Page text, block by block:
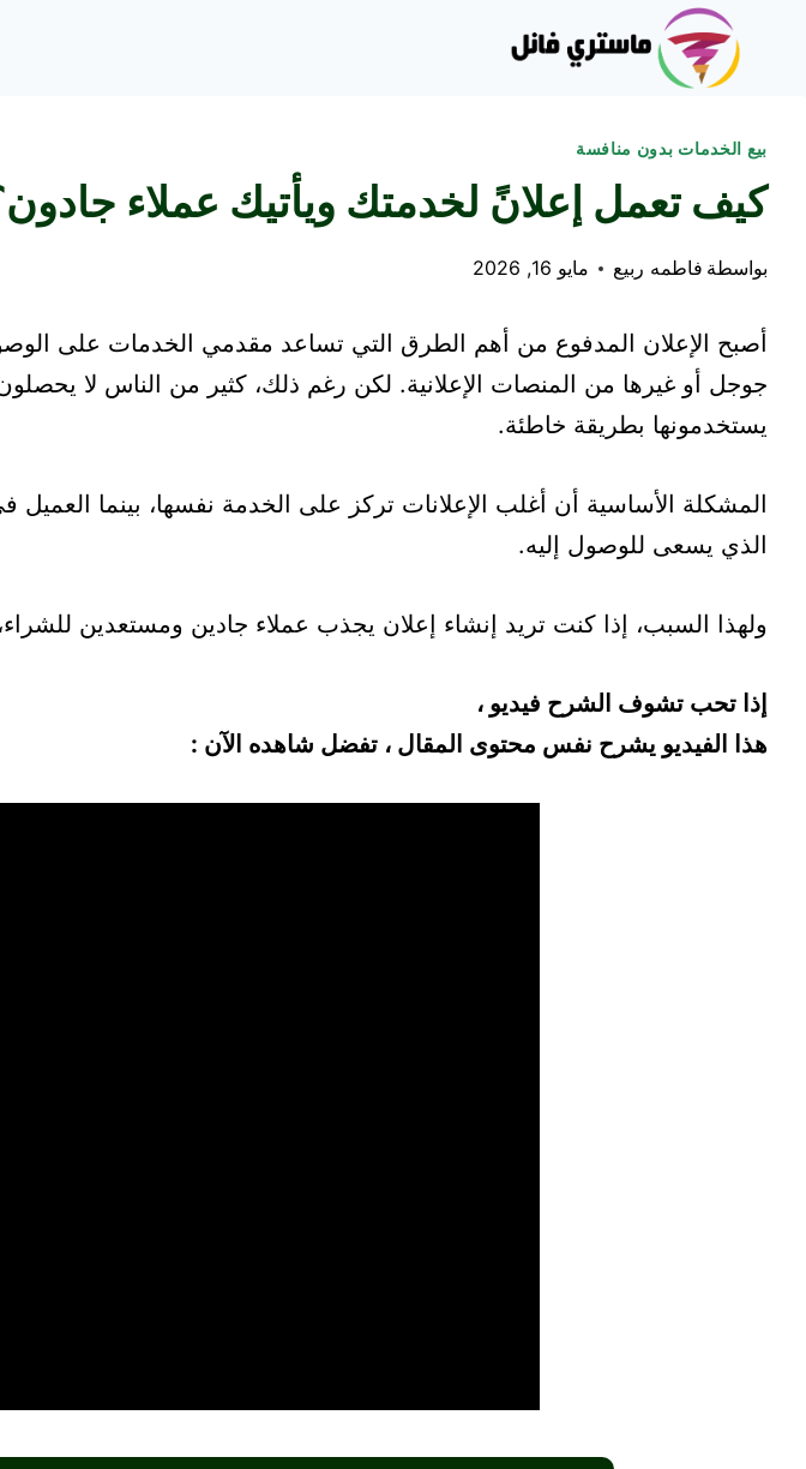
بيع الخدمات بدون منافسة
كيف تعمل إعلانً لخدمتك ويأتيك عملاء
بواسطة فاطمه ربيع مايو 16, 2026
أصبح الإعلان المدفوع من أهم الطرق التي تساعد مقدمي الخدمات على
جوجل أو غيرها من المنصات الإعلانية. لكن رغم ذلك، كثير من الناس لا يحصلون
يستخدمونها بطريقة خاطئة.
المشكلة الأساسية أن أغلب الإعلانات تركز على الخدمة نفسها، بينما العميل
الذي يسعى للوصول إليه.
ولهذا السبب، إذا كنت تريد إنشاء إعلان يجذب عملاء جادين ومستعدين
إذا تحب تشوف الشرح فيديو ،
هذا الفيديو يشرح نفس محتوى المقال ، تفضل شاهده الآن :